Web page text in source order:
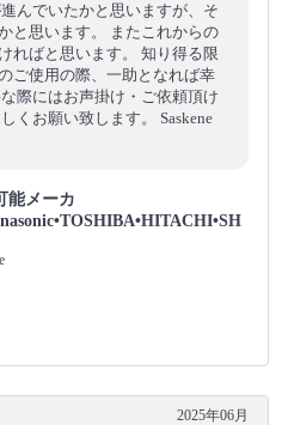
んでいたかと思いますが、そ
と思います。 またこれからの
ればと思います。 知り得る限
ご使用の際、一助となれば幸
際にはお声掛け・ご依頼頂け
くお願い致します。 Saskene
能メーカ
2025年06月